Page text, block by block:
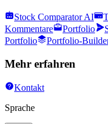
Stock Comparator AI
Kommentare
Portfolio
Portfolio
Portfolio-
Mehr erfahren
Kontakt
Sprache